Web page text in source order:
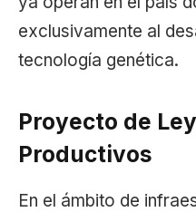
exclusivamente al
tecnología genética.
Proyecto de
Productivos
En el ámbito de